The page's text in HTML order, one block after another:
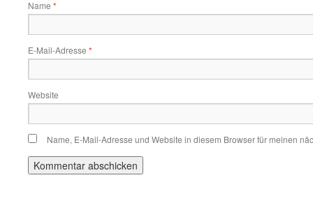
Name *
E-Mail-Adresse *
Website
Name, E-Mail-Adresse und Website in diesem Browser für meinen